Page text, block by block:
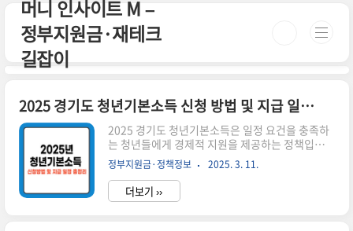
본문 바로가기
머니 인사이트 M –
정부지원금·재테크
길잡이
2025 경기도 청년기본소득 신청 방법 및 지급 일정 총정리
2025 경기도 청년기본소득은 일정 요건을 충족하
는 청년들에게 경제적 지원을 제공하는 정책입니
다. 이를 통해 생활비 부담을 줄이고, 지역 경제 활
성화를 돕습니다. 시간이 없으신 분들은 아래 버튼
으로 확인하세요! 경기도 청년기본소득 신청하기
👉 ▼ 자세한 정보는 아래에서 계속 이어집니다!
정부지원금·정책정보 2025. 3. 11.
더보기 ››